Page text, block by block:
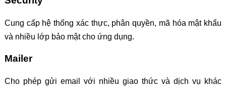
Cung cấp hệ thống xác thực, phân quyền, mã hóa mật khẩu
và nhiều lớp bảo mật cho ứng dụng.
Mailer
Cho phép gửi email với nhiều giao thức và dịch vụ khác